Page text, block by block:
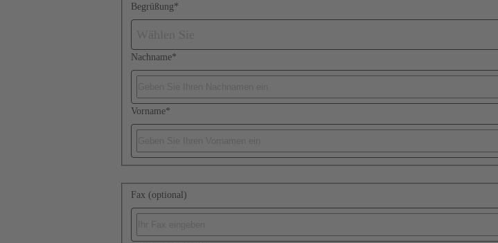
Begrüßung*
Nachname*
Vorname*
Fax (optional)